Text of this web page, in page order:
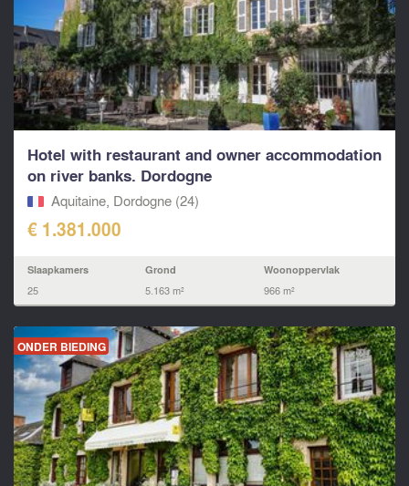
Hotel with restaurant and owner accommodation
on river banks. Dordogne
Aquitaine, Dordogne (24)
€ 1.381.000
Slaapkamers
25
Grond
5.163 m²
Woonoppervlak
966 m²
ONDER BIEDING